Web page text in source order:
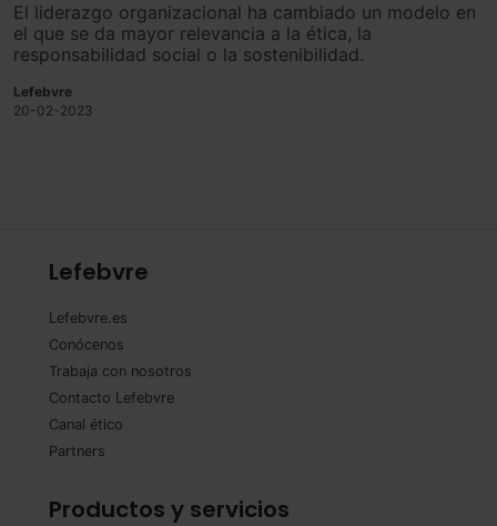
El liderazgo organizacional ha cambiado un modelo en
el que se da mayor relevancia a la ética, la
responsabilidad social o la sostenibilidad.
Lefebvre
20-02-2023
Lefebvre
Lefebvre.es
Conócenos
Trabaja con nosotros
Contacto Lefebvre
Canal ético
Partners
Productos y servicios